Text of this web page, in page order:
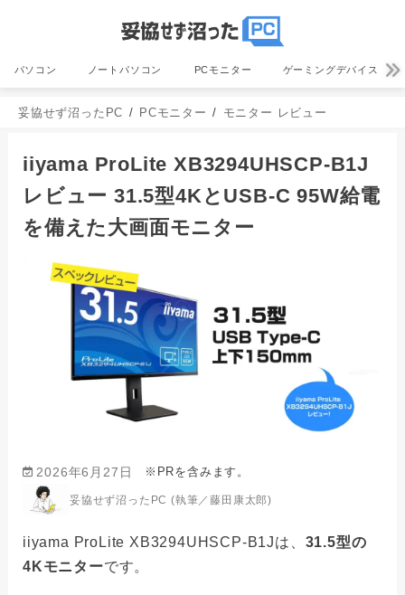
パソコン ノートパソコン PCモニター ゲーミングデバイス
妥協せず沼ったPC PCモニター モニター レビュー
iiyama ProLite XB3294UHSCP-B1J
レビュー 31.5型4KとUSB-C 95W給電
を備えた大画面モニター
2026年6月27日 ※PRを含みます。
妥協せず沼ったPC (執筆／藤田康太郎)
iiyama ProLite XB3294UHSCP-B1Jは、 31.5型の
4Kモニターです。